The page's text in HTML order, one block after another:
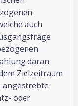
auch
daran
Zielzeitraum
angestrebte
oder